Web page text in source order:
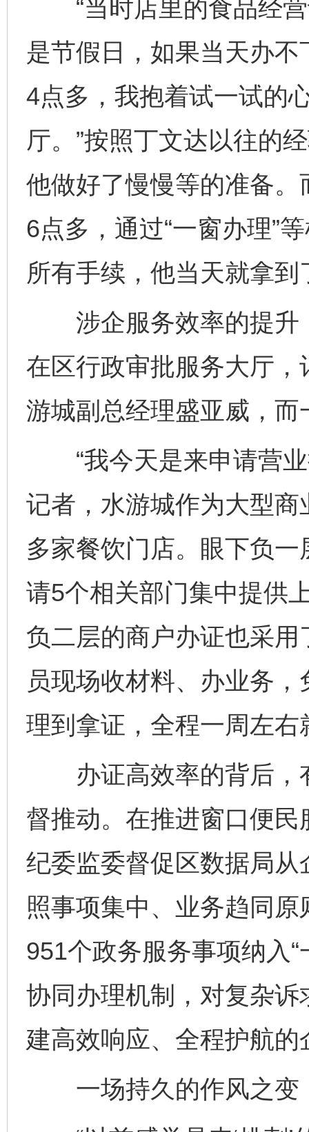
“当时店里的食品经营
是节假日，如果当天办
4点多，我抱着试一试的
厅。”按照丁文达以往的
他做好了慢慢等的准备
6点多，通过“一窗办理”
所有手续，他当天就拿
涉企服务效率的提升
在区行政审批服务大厅
游城副总经理盛亚威，
“我今天是来申请营业
记者，水游城作为大型
多家餐饮门店。眼下负
请5个相关部门集中提供
负二层的商户办证也采
员现场收材料、办业务
理到拿证，全程一周左右
办证高效率的背后，
督推动。在推进窗口便
纪委监委督促区数据局
照事项集中、业务趋同
951个政务服务事项纳入
协同办理机制，对复杂
建高效响应、全程护航的
一场持久的作风之变